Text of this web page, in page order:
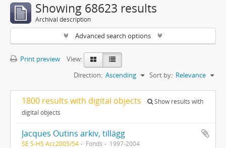
Showing 68623 results
Archival description
Advanced search options
Print preview
View:
Sort by: Relevance
Direction: Ascending
1800 results with digital objects
Show results with
digital objects
Jacques Outins arkiv, tillägg
SE S-HS Acc2005/54 Fonds 1997-2004